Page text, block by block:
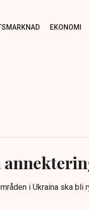
EKONOMI
i Ukraina ska bli